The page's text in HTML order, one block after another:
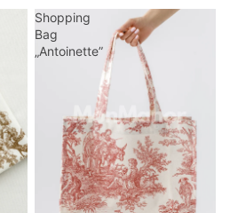
Shopping
Bag
„Antoinette”